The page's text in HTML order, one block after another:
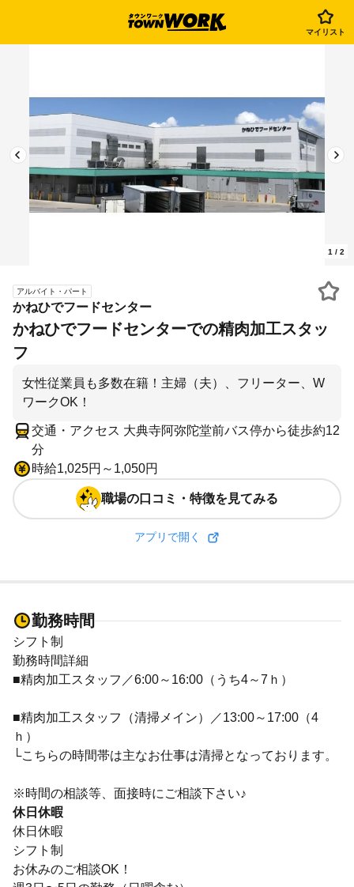
マイリスト
1 / 2
アルバイト・パート
かねひでフードセンター
かねひでフードセンターでの精肉加工スタッ
フ
女性従業員も多数在籍！主婦（夫）、フリーター、W
ワークOK！
交通・アクセス 大典寺阿弥陀堂前バス停から徒歩約12
分
時給1,025円～1,050円
職場の口コミ・特徴を見てみる
アプリで開く
勤務時間
シフト制
勤務時間詳細
■精肉加工スタッフ／6:00～16:00（うち4～7ｈ）
■精肉加工スタッフ（清掃メイン）／13:00～17:00（4
ｈ）
└こちらの時間帯は主なお仕事は清掃となっております。
※時間の相談等、面接時にご相談下さい♪
休日休暇
休日休暇
シフト制
お休みのご相談OK！